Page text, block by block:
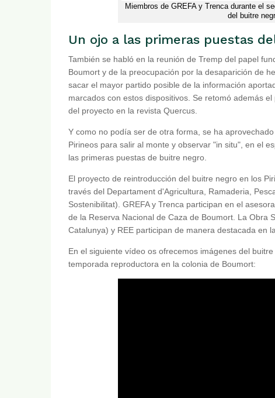
Miembros de GREFA y Trenca durante el
del buitre
Un ojo a las primeras puestas
También se habló en la reunión de Tremp del papel
Boumort y de la preocupación por la desaparición de
sacar el mayor partido posible de la información
marcados con estos dispositivos. Se retomó además
del proyecto en la revista Quercus.
Y como no podía ser de otra forma, se ha
Pirineos para salir al monte y observar "in situ", en el
las primeras puestas de buitre negro.
El proyecto de reintroducción del buitre negro en los
través del Departament d'Agricultura, Ramaderia,
Sostenibilitat). GREFA y Trenca participan en el
de la Reserva Nacional de Caza de Boumort. La Obra
Catalunya) y REE participan de manera destacada en
En el siguiente vídeo os ofrecemos imágenes del
temporada reproductora en la colonia de Boumort: